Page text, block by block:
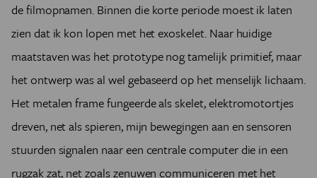
de filmopnamen. Binnen die korte periode moest ik laten
zien dat ik kon lopen met het exoskelet. Naar huidige
maatstaven was het prototype nog tamelijk primitief, maar
het ontwerp was al wel gebaseerd op het menselijk lichaam.
Het metalen frame fungeerde als skelet, elektromotortjes
dreven, net als spieren, mijn bewegingen aan en sensoren
stuurden signalen naar een centrale computer die in een
rugzak zat, net zoals zenuwen communiceren met het